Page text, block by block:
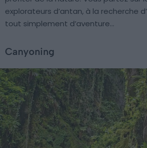
explorateurs d’antan, à la recherche
tout simplement d’aventure…
Canyoning